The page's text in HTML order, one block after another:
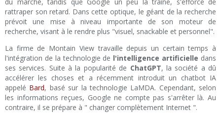
rattraper son retard. Dans cette optique, le géant de la recherche
prévoit une mise à niveau importante de son moteur de
recherche, visant à le rendre plus "visuel, snackable et personnel".
La firme de Montain View travaille depuis un certain temps à
l'intégration de la technologie de l'intelligence artificielle dans
ses services. Suite à la popularité de ChatGPT, la société a dû
accélérer les choses et a récemment introduit un chatbot IA
appelé Bard, basé sur la technologie LaMDA. Cependant, selon
les informations reçues, Google ne compte pas s'arrêter là. Au
contraire, il se prépare à " changer complètement Internet ".